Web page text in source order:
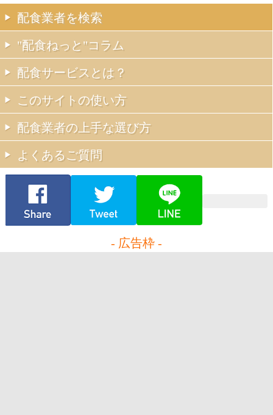
配食業者を検索
"配食ねっと"コラム
配食サービスとは？
このサイトの使い方
配食業者の上手な選び方
よくあるご質問
- 広告枠 -